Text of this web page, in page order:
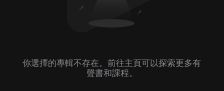
你選擇的專輯不存在。前往主頁可以探索更多有
聲書和課程。